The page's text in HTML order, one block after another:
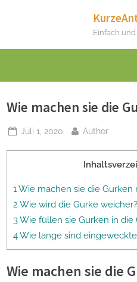
Einfach
Wie machen sie die
Posted
Juli 1, 2020 By
Author
1 Wie machen sie die Gurken
2 Wie wird die Gurke weicher?
3 Wie füllen sie Gurken in die
4 Wie lange sind
Wie machen sie die